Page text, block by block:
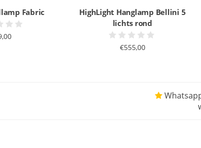
Fabric
HighLight Hanglamp Bellini 5
lichts rond
€555,00